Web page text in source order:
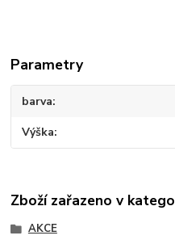
Parametry
barva
Výška
Zboží zařazeno v
AKCE